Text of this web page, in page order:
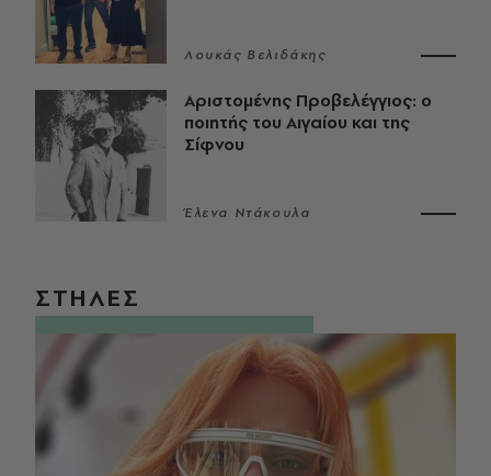
Λουκάς Βελιδάκης
Αριστομένης Προβελέγγιος: ο
ποιητής του Αιγαίου και της
Σίφνου
Έλενα Ντάκουλα
ΣΤΗΛΕΣ